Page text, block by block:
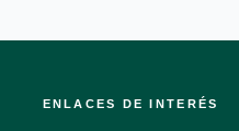
ENLACES DE INTERÉS